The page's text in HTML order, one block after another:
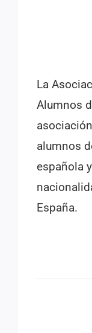
La
Alumnos
alumnos
española
España.